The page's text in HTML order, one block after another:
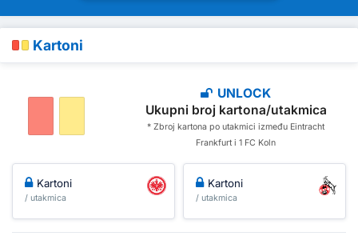
Kartoni
UNLOCK
Ukupni broj kartona/utakmica
* Zbroj kartona po utakmici između Eintracht
Frankfurt i 1 FC Koln
Kartoni
/ utakmica
Kartoni
/ utakmica